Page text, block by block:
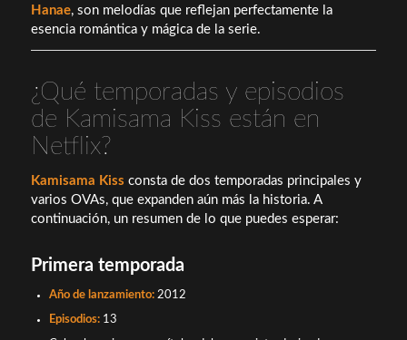
Hanae, son melodías que reflejan perfectamente la
esencia romántica y mágica de la serie.
¿Qué temporadas y episodios
de Kamisama Kiss están en
Netflix?
Kamisama Kiss consta de dos temporadas principales y
varios OVAs, que expanden aún más la historia. A
continuación, un resumen de lo que puedes esperar:
Primera temporada
Año de lanzamiento:2012
Episodios:13